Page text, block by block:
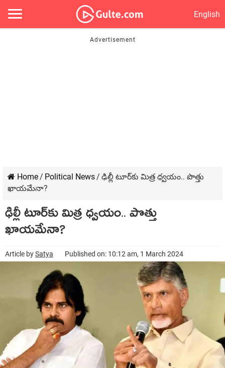
English
Home/ Political News/ ఢిల్లీ టూర్‌కు మిత్ర ధ్వ‌యం.. పొత్తు
ఖాయ‌మేనా?
ఢిల్లీ టూర్‌కు మిత్ర ధ్వ‌యం.. పొత్తు
ఖాయ‌మేనా?
Article bySatya Published on: 10:12 am, 1 March 2024